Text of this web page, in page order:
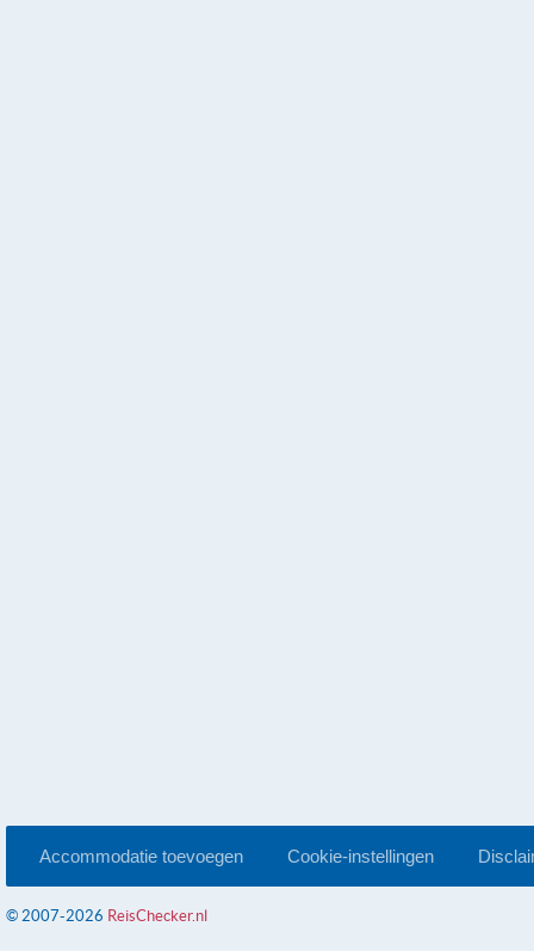
Accommodatie toevoegen Cookie-instellingen
© 2007-2026 ReisChecker.nl